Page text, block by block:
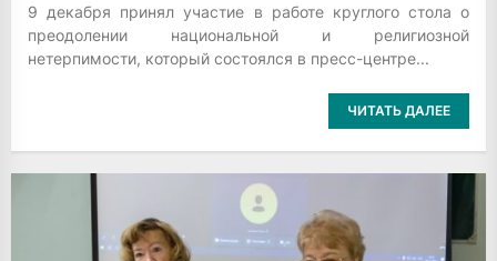
9 декабря принял участие в работе круглого стола о
преодолении национальной и религиозной
нетерпимости, который состоялся в пресс-центре...
ЧИТАТЬ ДАЛЕЕ